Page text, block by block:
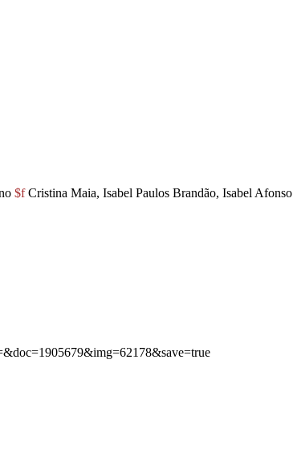
$fCristina Maia, Isabel Paulos Brandão, Isabel Afonso